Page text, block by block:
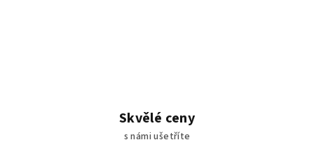
Skvělé ceny
s námi ušetříte